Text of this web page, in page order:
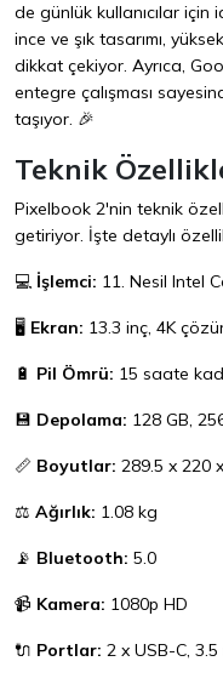
de günlük kullanıcılar
ince ve şık tasarımı,
dikkat çekiyor. Ayrıca,
entegre çalışması
taşıyor. 🎉
Teknik
Pixelbook 2'nin teknik
getiriyor. İşte detaylı
💻 İşlemci: 11. Nesil Intel
🖥️ Ekran: 13.3 inç, 4K
🔋 Pil Ömrü: 15 saate
💾 Depolama: 128 GB,
📏 Boyutlar: 289.5 x 220
⚖️ Ağırlık: 1.08 kg
📡 Bluetooth: 5.0
📹 Kamera: 1080p HD
🔌 Portlar: 2 x USB-C, 3.5